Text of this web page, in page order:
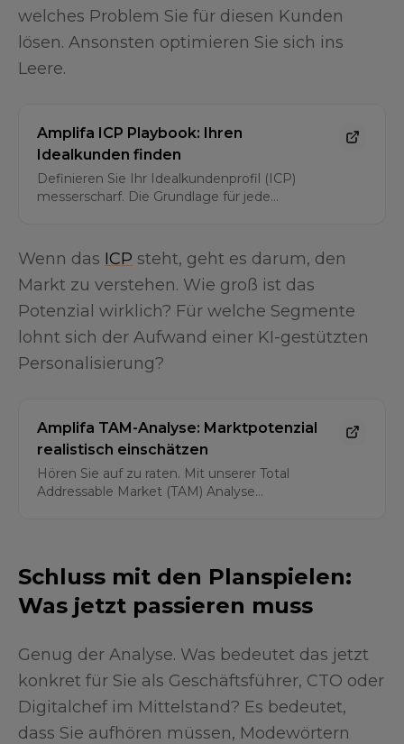
welches Problem Sie für diesen Kunden
lösen. Ansonsten optimieren Sie sich ins
Leere.
Amplifa ICP Playbook: Ihren
Idealkunden finden
Definieren Sie Ihr Idealkundenprofil (ICP)
messerscharf. Die Grundlage für jede
Investition.
Wenn das ICP steht, geht es darum, den
Markt zu verstehen. Wie groß ist das
Potenzial wirklich? Für welche Segmente
lohnt sich der Aufwand einer KI-gestützten
Personalisierung?
Amplifa TAM-Analyse: Marktpotenzial
realistisch einschätzen
Hören Sie auf zu raten. Mit unserer Total
Addressable Market (TAM) Analyse
Schluss mit den Planspielen:
Was jetzt passieren muss
Genug der Analyse. Was bedeutet das jetzt
konkret für Sie als Geschäftsführer, CTO oder
Digitalchef im Mittelstand? Es bedeutet,
dass Sie aufhören müssen, Modewörtern